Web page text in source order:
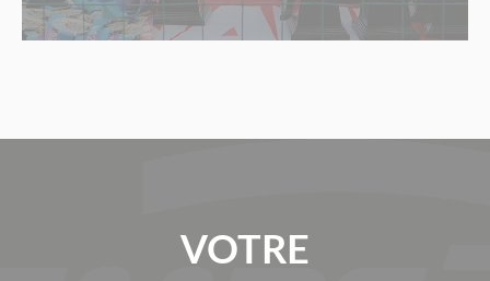
VOTRE